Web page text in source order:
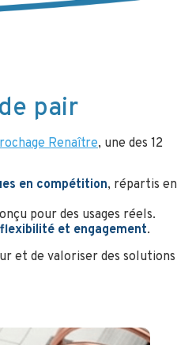
pair
Renaître, une des 12
en compétition, répartis en
pour des usages réels.
et engagement.
et de valoriser des solutions